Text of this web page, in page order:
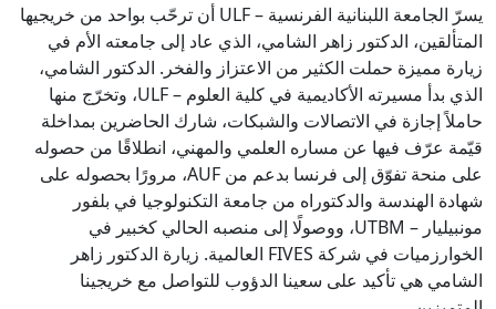
يسرّ الجامعة اللبنانية الفرنسية – ULF أن ترحّب بواحد من خريجيها
المتألقين، الدكتور زاهر الشامي، الذي عاد إلى جامعته الأم في
زيارة مميزة حملت الكثير من الاعتزاز والفخر. الدكتور الشامي،
الذي بدأ مسيرته الأكاديمية في كلية العلوم – ULF، وتخرّج منها
حاملاً إجازة في الاتصالات والشبكات، شارك الحاضرين بمداخلة
قيّمة عرّف فيها عن مساره العلمي والمهني، انطلاقًا من حصوله
على منحة تفوّق إلى فرنسا بدعم من AUF، مرورًا بحصوله على
شهادة الهندسة والدكتوراه من جامعة التكنولوجيا في بلفور
مونبيليار – UTBM، ووصولًا إلى منصبه الحالي كخبير في
الخوارزميات في شركة FIVES العالمية. زيارة الدكتور زاهر
الشامي هي تأكيد على سعينا الدؤوب للتواصل مع خريجينا